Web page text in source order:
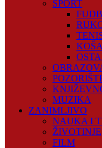
SPORT
MUZIKA
ZANIMLJIVO
NAUKA I
ŽIVOTINJE
FILM